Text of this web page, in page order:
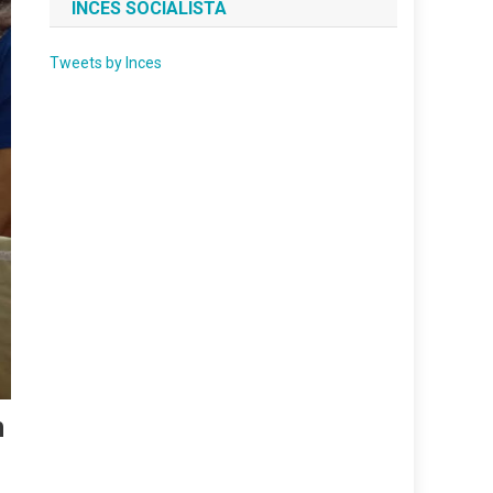
INCES SOCIALISTA
Tweets by Inces